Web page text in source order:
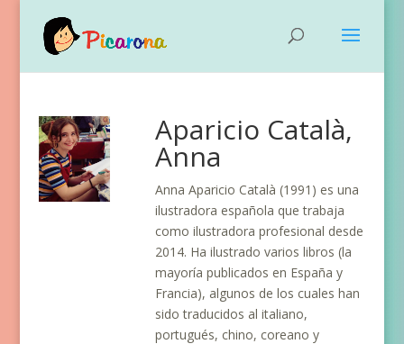
Aparicio Català,
Anna
Anna Aparicio Català (1991) es una
ilustradora española que trabaja
como ilustradora profesional desde
2014. Ha ilustrado varios libros (la
mayoría publicados en España y
Francia), algunos de los cuales han
sido traducidos al italiano,
portugués, chino, coreano y